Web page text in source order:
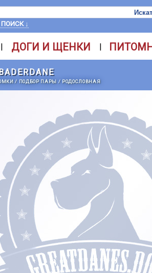
↓
| ДОГИ И ЩЕНКИ |
/ ПОДБОР ПАРЫ / РОДОСЛОВНАЯ